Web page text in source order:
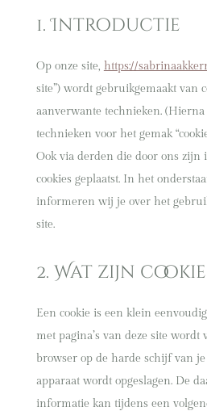
1. Introductie
Op onze site, https://
site”) wordt gebruikgemaakt van
aanverwante technieken. (Hierna
technieken voor het gemak
Ook via derden die door ons zijn
cookies geplaatst. In het
informeren wij je over het
site.
2. Wat zijn
Een cookie is een klein
met pagina’s van deze site wordt
browser op de harde schijf van
apparaat wordt opgeslagen. De
informatie kan tijdens een